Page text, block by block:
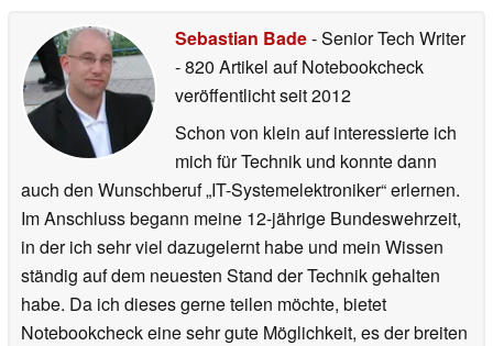
Sebastian Bade- Senior Tech Writer
- 820 Artikel auf Notebookcheck
veröffentlichtseit 2012
Schon von klein auf interessierte ich
mich für Technik und konnte dann
auch den Wunschberuf „IT-Systemelektroniker“ erlernen.
Im Anschluss begann meine 12-jährige Bundeswehrzeit,
in der ich sehr viel dazugelernt habe und mein Wissen
ständig auf dem neuesten Stand der Technik gehalten
habe. Da ich dieses gerne teilen möchte, bietet
Notebookcheck eine sehr gute Möglichkeit, es der breiten